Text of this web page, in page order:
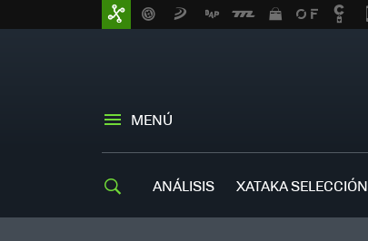
MENÚ
ANÁLISIS XATAKA SELECCIÓN